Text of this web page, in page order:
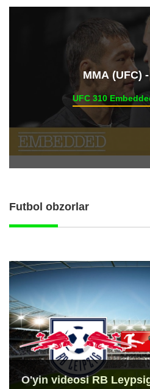
ММА (UFC)
UFC 310
Futbol obzorlar
O'yin videosi RB